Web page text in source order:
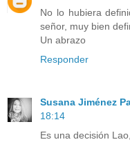
No lo hubiera
señor, muy bien
Un abrazo
Responder
Susana Jiménez
18:14
Es una decisión